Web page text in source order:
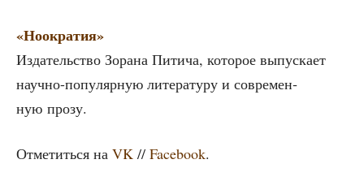
«Ноокра­тия»
Изда­тель­ство Зора­на Пити­ча, кото­рое выпус­ка­ет
науч­но-попу­ляр­ную лите­ра­ту­ру и совре­мен­
ную прозу.
Отме­тить­ся на VK // Facebook.